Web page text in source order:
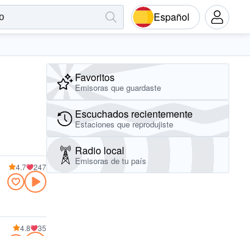
Español
4.7 247
4.8 35
Favoritos
Emisoras que guardaste
Escuchados recientemente
Estaciones que reprodujiste
Radio local
Emisoras de tu país